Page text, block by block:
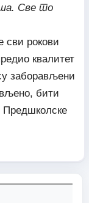
Све то
сви рокови
квалитет
заборављени
бити